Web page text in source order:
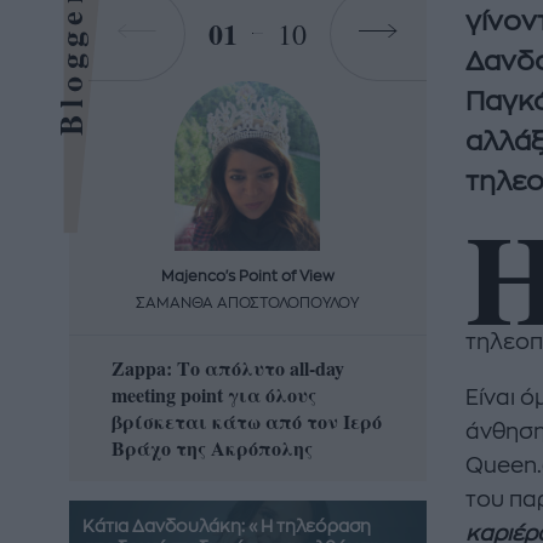
Είναι
του
Bloggers 01 10
Majenco's Point of View
ΣΑΜΑΝΘΑ ΑΠΟΣΤΟΛΟΠΟΥΛΟΥ
Zappa: Το απόλυτο all-day
meeting point για όλους
βρίσκεται κάτω από τον Ιερό
Βράχο της Ακρόπολης
που θα
Κάτια Δανδουλάκη: «Η τηλεόραση